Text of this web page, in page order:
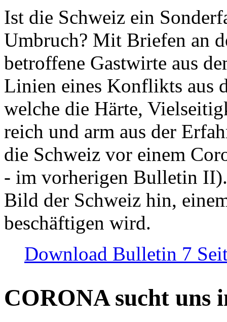
Ist die Schweiz ein
Umbruch? Mit Briefen an
betroffene Gastwirte aus
Linien eines Konflikts aus
welche die Härte,
reich und arm aus der
die Schweiz vor einem
- im vorherigen Bulletin
Bild der Schweiz hin,
beschäftigen wird.
Download Bulletin 7
CORONA sucht uns